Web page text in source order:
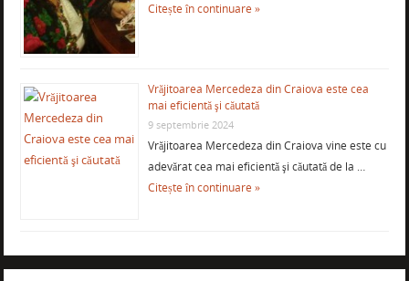
Citește în continuare »
Vrăjitoarea Mercedeza din Craiova este cea
mai eficientă şi căutată
9 septembrie 2024
Vrăjitoarea Mercedeza din Craiova vine este cu
adevărat cea mai eficientă şi căutată de la …
Citește în continuare »